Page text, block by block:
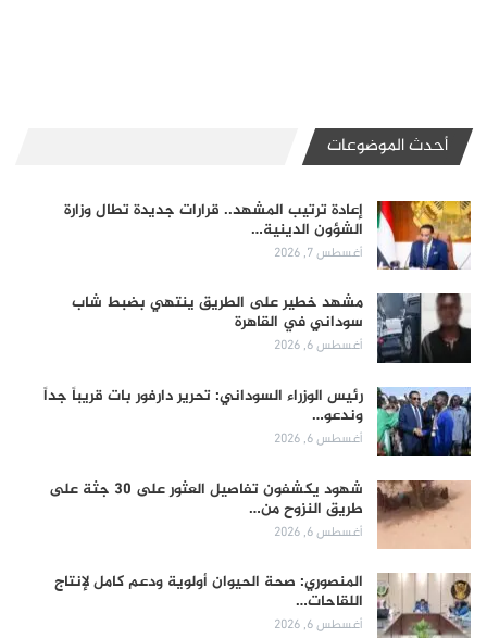
أحدث الموضوعات
إعادة ترتيب المشهد.. قرارات جديدة تطال وزارة
الشؤون الدينية…
أغسطس 7, 2026
مشهد خطير على الطريق ينتهي بضبط شاب
سوداني في القاهرة
أغسطس 6, 2026
رئيس الوزراء السوداني: تحرير دارفور بات قريباً جداً
وندعو…
أغسطس 6, 2026
شهود يكشفون تفاصيل العثور على 30 جثة على
طريق النزوح من…
أغسطس 6, 2026
المنصوري: صحة الحيوان أولوية ودعم كامل لإنتاج
اللقاحات…
أغسطس 6, 2026